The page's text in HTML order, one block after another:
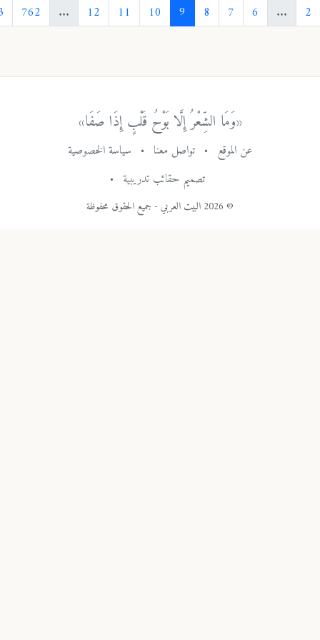
7
8
9
10
762
763
«وَمَا الشِّعْرُ إِلَّا بَوْحُ قَلْبٍ إِذَا صَفَا»
• تواصل معنا • سياسة الخصوصية
تصميم حقائب تدريبية •